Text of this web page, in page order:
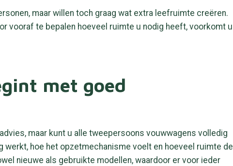
maar willen toch graag wat extra leefruimte creëren.
vooraf te bepalen hoeveel ruimte u nodig heeft, voorkomt u
met goed
maar kunt u alle tweepersoons vouwwagens volledig
hoe het opzetmechanisme voelt en hoeveel ruimte de
nieuwe als gebruikte modellen, waardoor er voor ieder